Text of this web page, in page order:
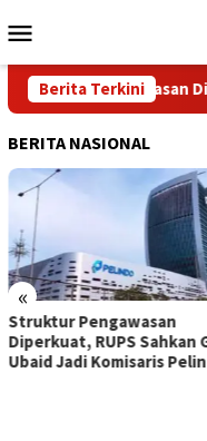
ke
Mobile
Berita Terkini
Pengawasan
BERITA NASIONAL
«
BPKH Limited Siap
Layanan Haji dan
Lewat GoSahl